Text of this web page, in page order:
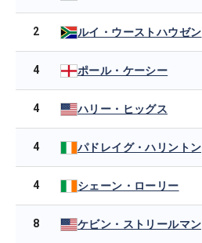
2 ルイ・ウーストハウゼン
4 ポール・ケーシー
4 ハリー・ヒッグス
4 パドレイグ・ハリントン
4 シェーン・ローリー
8 ケビン・ストリールマン